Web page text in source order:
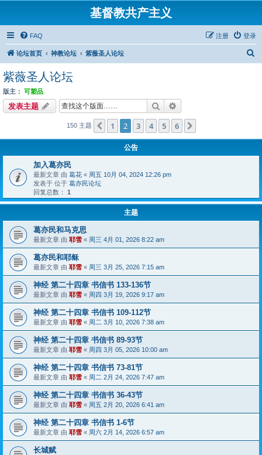
基督教共产主义
FAQ 登录
注册
论坛首页 神教论坛 紫薇圣人论坛
紫薇圣人论坛
版主： 可塑品
发表主题 搜索
150 主题 上一页
1 2 3 4 5 6
公告
加入葛亦民
最新文章 由 葛花 « 周五 10月 04, 2024 12:26 pm
发表于 位于 葛亦民论坛
回复总数： 1
主题
葛亦民和马克思
最新文章 由 耶雪 « 周三 4月 01, 2026 8:22 am
葛亦民和耶稣
最新文章 由 耶雪 « 周三 3月 25, 2026 7:15 am
神经 第二十四章 书信书 133-136节
最新文章 由 耶雪 « 周四 3月 19, 2026 9:17 am
神经 第二十四章 书信书 109-112节
最新文章 由 耶雪 « 周二 3月 10, 2026 7:38 am
神经 第二十四章 书信书 89-93节
最新文章 由 耶雪 « 周四 3月 05, 2026 10:00 am
神经 第二十四章 书信书 73-81节
最新文章 由 耶雪 « 周二 2月 24, 2026 7:47 am
神经 第二十四章 书信书 36-43节
最新文章 由 耶雪 « 周五 2月 20, 2026 6:41 am
神经 第二十四章 书信书 1-6节
最新文章 由 耶雪 « 周六 2月 14, 2026 6:57 am
长城赋